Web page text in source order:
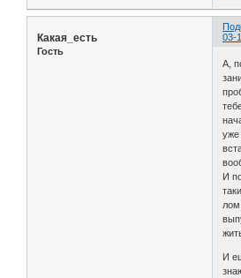
03-
Какая_есть
Гость
А,
уже
И
лом
И